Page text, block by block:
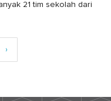
21 tim sekolah dari
›